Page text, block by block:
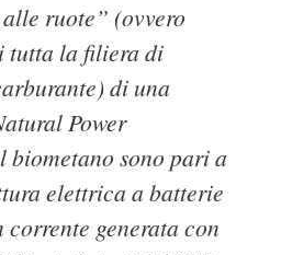
ruote” (ovvero
tutta la filiera di
di una
Power
sono pari a
elettrica a batterie
generata con